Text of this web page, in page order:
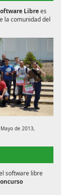
Librees
la comunidad del
de 2013,
software libre